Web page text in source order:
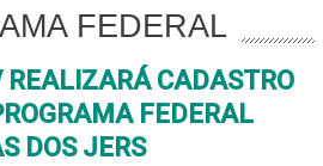
FEDERAL
REALIZARÁ CADASTRO
FEDERAL
DOS JERS